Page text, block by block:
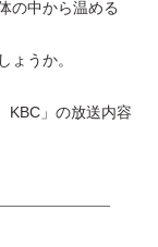
の中から温める
ょうか。
KBC」の放送内容